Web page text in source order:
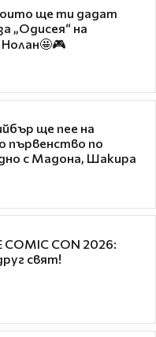
ще ти дадат
„Одисея“ на
ще пее на
първенство по
с Мадона, Шакира
COMIC CON 2026:
свят!